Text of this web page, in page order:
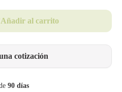
Añadir al carrito
cotización
90 días